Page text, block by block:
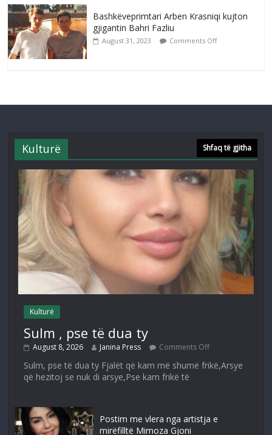
Bashkëveprimtari Arben Krasniqi kujton
gjigantin Bahri Fazliu
August 31, 2023 Comments Off
Kulturë Shfaq të gjitha
Kulturë
Sulm , pse të dua ty
August 8, 2026 Janina Press Comments Off
Sulm, pse të dua ty Fjalët që kam më shumë frikë,Arsye
që hezitoj se nuk di arsye,Pse kam frikë të
Postim me vlera nga artistja e
mirëfilltë Mimoza Gjoni